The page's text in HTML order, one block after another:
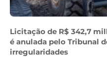
Licitação de R$ 342,7
é anulada pelo Tribunal
irregularidades